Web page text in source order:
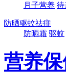
月子营养 待
防晒驱蚊祛痱
防晒霜 驱蚊
营养